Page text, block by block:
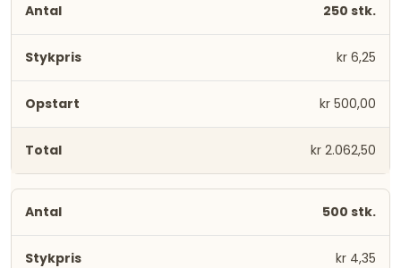
250 stk.
kr 6,25
kr 500,00
kr 2.062,50
500 stk.
kr 4,35